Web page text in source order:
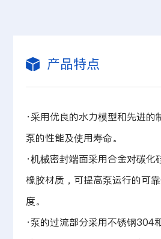
产品特点
·采用优良的水力模型和先进的
泵的性能及使用寿命。
·机械密封端面采用合金对碳化
橡胶材质，可提高泵运行的可
度。
·泵的过流部分采用不锈钢304